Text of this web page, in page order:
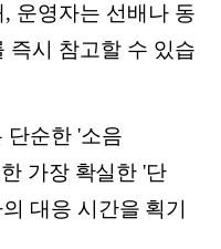
운영자는 선배나 동
즉시 참고할 수 있습
단순한 '소음
가장 확실한 '단
대응 시간을 획기